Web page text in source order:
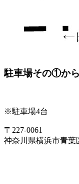
駐車場その①か
※駐車場4台
〒227-0061
神奈川県横浜市青葉